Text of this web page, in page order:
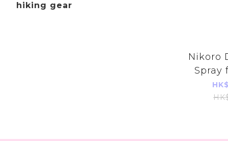
hiking gear
Nikoro
Spray